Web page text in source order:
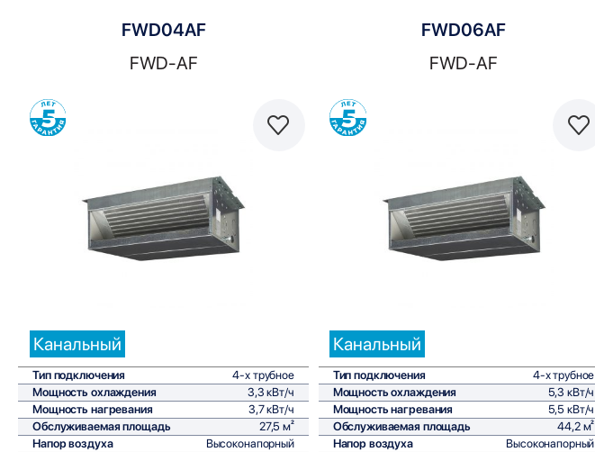
FWD04AF
FWD-AF
Сравнить
Канальный
Тип подключения
4-х трубное
Мощность охлаждения
3,3 кВт/ч
Мощность нагревания
3,7 кВт/ч
Обслуживаемая площадь
27,5 м²
Напор воздуха
Высоконапорный
FWD06AF
FWD-AF
Сравнить
Канальный
Тип подключения
4-х трубное
Мощность охлаждения
5,3 кВт/ч
Мощность нагревания
5,5 кВт/ч
Обслуживаемая площадь
44,2 м²
Напор воздуха
Высоконапорный